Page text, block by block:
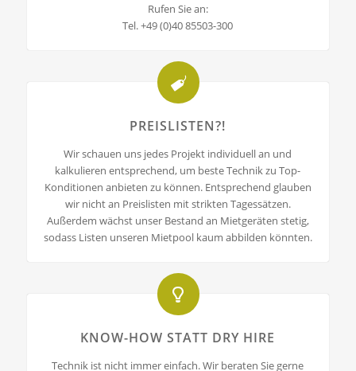
Rufen Sie an:
Tel. +49 (0)40 85503-300
PREISLISTEN?!
Wir schauen uns jedes Projekt individuell an und
kalkulieren entsprechend, um beste Technik zu Top-
Konditionen anbieten zu können. Entsprechend glauben
wir nicht an Preislisten mit strikten Tagessätzen.
Außerdem wächst unser Bestand an Mietgeräten stetig,
sodass Listen unseren Mietpool kaum abbilden könnten.
KNOW-HOW STATT DRY HIRE
Technik ist nicht immer einfach. Wir beraten Sie gerne